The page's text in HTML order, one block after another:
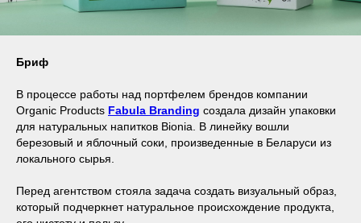
Бриф
В процессе работы над портфелем брендов компании
Organic Products Fabula Branding создала дизайн упаковки
для натуральных напитков Bionia. В линейку вошли
березовый и яблочный соки, произведенные в Беларуси из
локального сырья.
Перед агентством стояла задача создать визуальный образ,
который подчеркнет натуральное происхождение продукта,